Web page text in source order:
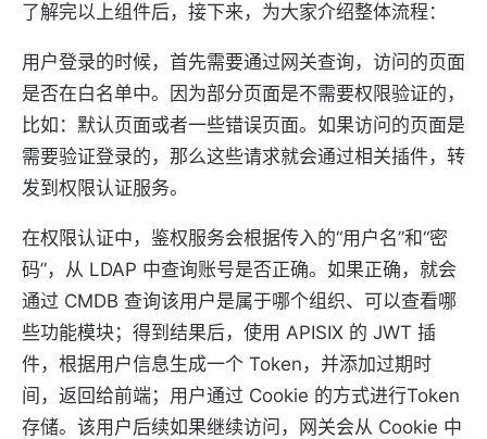
了解完以上组件后，接下来，为大家介绍整体流程：
用户登录的时候，首先需要通过网关查询，访问的页面
是否在白名单中。因为部分页面是不需要权限验证的，
比如：默认页面或者一些错误页面。如果访问的页面是
需要验证登录的，那么这些请求就会通过相关插件，转
发到权限认证服务。
在权限认证中，鉴权服务会根据传入的“用户名”和“密
码”，从 LDAP 中查询账号是否正确。如果正确，就会
通过 CMDB 查询该用户是属于哪个组织、可以查看哪
些功能模块；得到结果后，使用 APISIX 的 JWT 插
件，根据用户信息生成一个 Token，并添加过期时
间，返回给前端；用户通过 Cookie 的方式进行Token
存储。该用户后续如果继续访问，网关会从 Cookie 中